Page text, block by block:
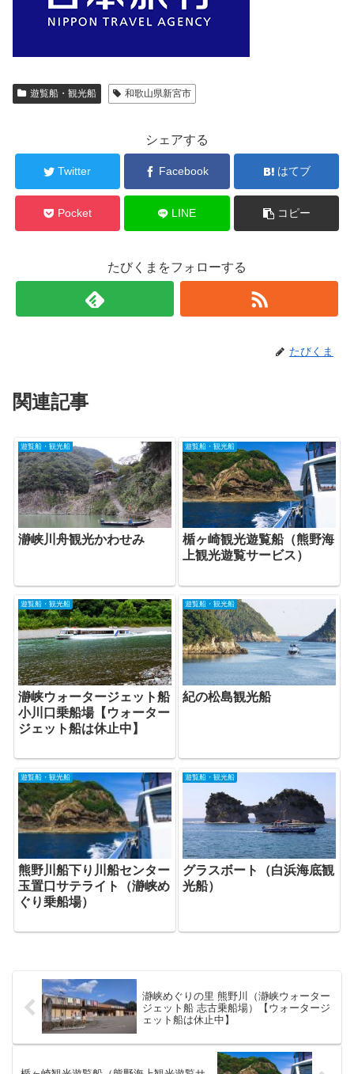
遊覧船・観光船 和歌山県新宮市
シェアする
Twitter Facebook はてブ
Pocket LINE コピー
たびくまをフォローする
たびくま
関連記事
遊覧船・観光船
瀞峡川舟観光かわせみ
遊覧船・観光船
楯ヶ崎観光遊覧船（熊野海
上観光遊覧サービス）
遊覧船・観光船
瀞峡ウォータージェット船
小川口乗船場【ウォーター
ジェット船は休止中】
遊覧船・観光船
紀の松島観光船
遊覧船・観光船
熊野川船下り川船センター
玉置口サテライト（瀞峡め
ぐり乗船場）
遊覧船・観光船
グラスボート（白浜海底観
光船）
瀞峡めぐりの里 熊野川（瀞峡ウォーター
ジェット船 志古乗船場）【ウォータージ
ェット船は休止中】